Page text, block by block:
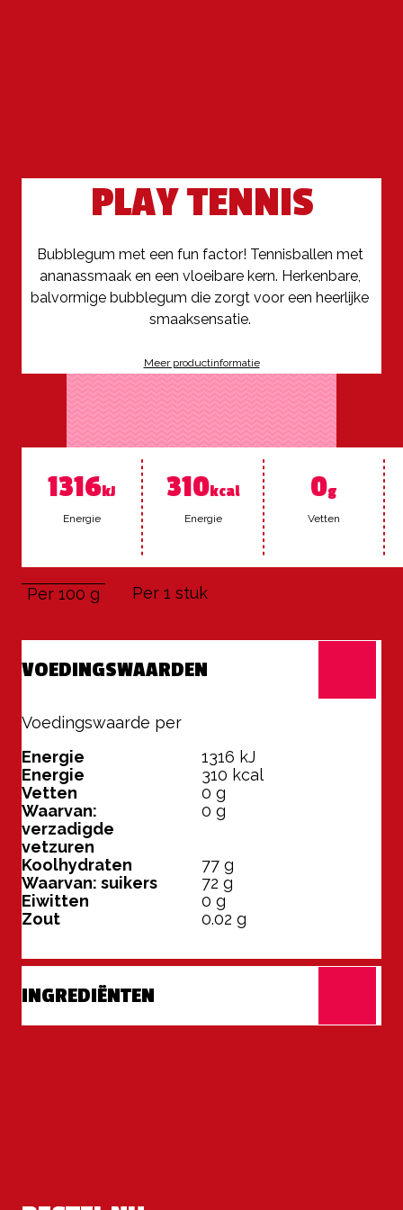
PLAY TENNIS
Bubblegum met een fun factor! Tennisballen met
ananassmaak en een vloeibare kern. Herkenbare,
balvormige bubblegum die zorgt voor een heerlijke
smaaksensatie.
Meer productinformatie
1316kJ
Ener­gie
310kcal
Ener­gie
0g
Vet­ten
Per 100 g Per 1 stuk
VOEDINGSWAARDEN
Voedingswaarde per
Energie 1316 kJ
Energie
310 kcal
Vetten
0 g
Waarvan:
verzadigde
vetzuren
0 g
Koolhydraten 77 g
Waarvan: suikers
72 g
Eiwitten
0 g
Zout
0.02 g
INGREDIËNTEN